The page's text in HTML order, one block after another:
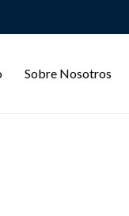
Sobre Nosotros